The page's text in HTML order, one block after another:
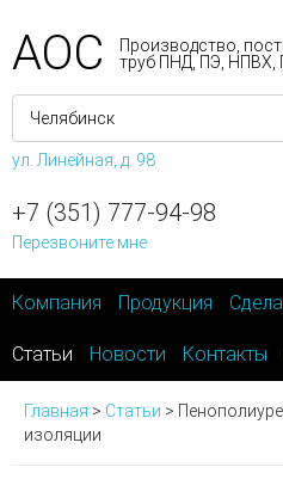
АОС
Производство,
труб ПНД, ПЭ, НПВХ,
ул. Линейная, д. 98
+7 (351) 777-94-98
Перезвоните мне
Компания Продукция
Статьи Новости Контакты
Главная > Статьи >
изоляции